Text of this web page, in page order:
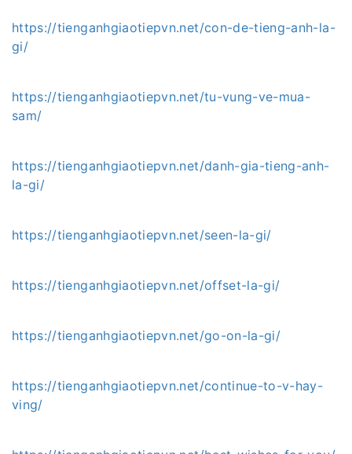
https://tienganhgiaotiepvn.net/con-de-tieng-anh-la-
gi/
https://tienganhgiaotiepvn.net/tu-vung-ve-mua-
sam/
https://tienganhgiaotiepvn.net/danh-gia-tieng-anh-
la-gi/
https://tienganhgiaotiepvn.net/seen-la-gi/
https://tienganhgiaotiepvn.net/offset-la-gi/
https://tienganhgiaotiepvn.net/go-on-la-gi/
https://tienganhgiaotiepvn.net/continue-to-v-hay-
ving/